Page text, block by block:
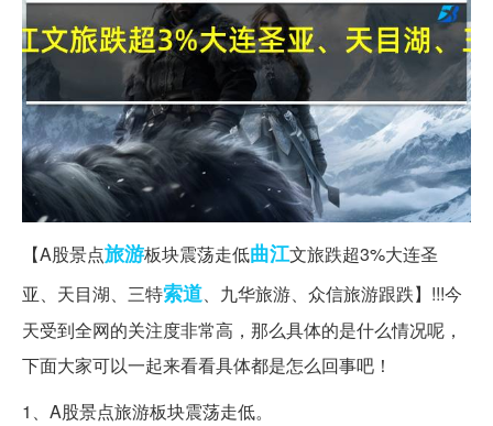
【A股景点旅游板块震荡走低曲江文旅跌超3%大连圣
亚、天目湖、三特索道、九华旅游、众信旅游跟跌】!!!今
天受到全网的关注度非常高，那么具体的是什么情况呢，
下面大家可以一起来看看具体都是怎么回事吧！
1、A股景点旅游板块震荡走低。